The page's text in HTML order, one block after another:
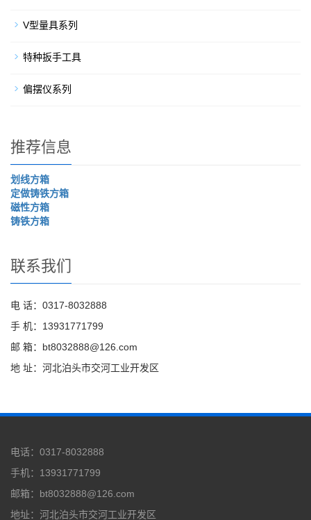
V型量具系列
特种扳手工具
偏摆仪系列
推荐信息
划线方箱
定做铸铁方箱
磁性方箱
铸铁方箱
联系我们
电 话：0317-8032888
手 机：13931771799
邮 箱：bt8032888@126.com
地 址：河北泊头市交河工业开发区
电话：0317-8032888
手机：13931771799
邮箱：bt8032888@126.com
地址：河北泊头市交河工业开发区